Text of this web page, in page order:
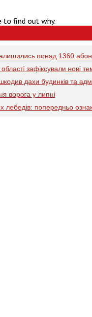
to find out why.
понад 1360
зафіксували нові
дахи будинків та
ворога у липні
попередньо